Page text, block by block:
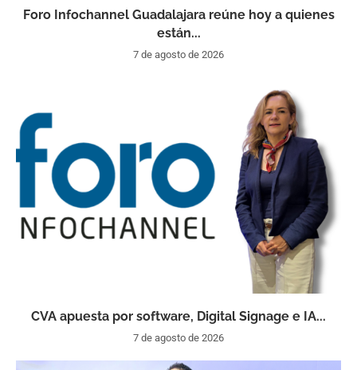
Foro Infochannel Guadalajara reúne hoy a quienes
están...
7 de agosto de 2026
CVA apuesta por software, Digital Signage e IA...
7 de agosto de 2026